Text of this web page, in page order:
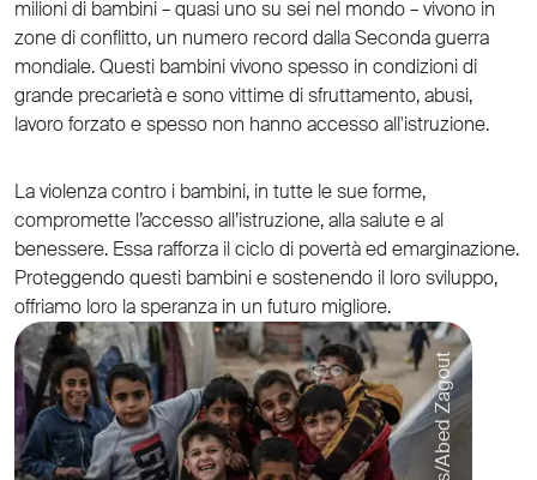
milioni di bambini – quasi uno su sei nel mondo – vivono in
zone di conflitto, un numero record dalla Seconda guerra
mondiale. Questi bambini vivono spesso in condizioni di
grande precarietà e sono vittime di sfruttamento, abusi,
lavoro forzato e spesso non hanno accesso all'istruzione.
La violenza contro i bambini, in tutte le sue forme,
compromette l’accesso all’istruzione, alla salute e al
benessere. Essa rafforza il ciclo di povertà ed emarginazione.
Proteggendo questi bambini e sostenendo il loro sviluppo,
offriamo loro la speranza in un futuro migliore.